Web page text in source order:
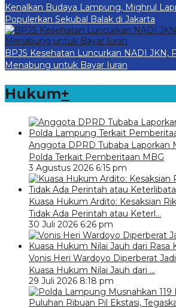
Kenalkan Budaya Lampung, Mighrul
Populerkan Sekubal Balak di Jakarta
BPJS Kesehatan Luncurkan NADI JKN,
Menabung untuk Bayar Iuran
Hukum+
Anggota DPRD Tubaba Laporkan
Polda Terkait Pemberitaan MBG
3 Agustus 2026 6:15 pm
Kuasa Hukum Ardito: Kesaksian
Tidak Ada Perintah atau Keterl…
30 Juli 2026 6:26 pm
Vonis Heri Wardoyo Diperberat
Kuasa Hukum Nilai Jauh dari …
29 Juli 2026 8:18 pm